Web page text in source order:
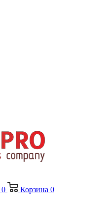
0 Корзина 0